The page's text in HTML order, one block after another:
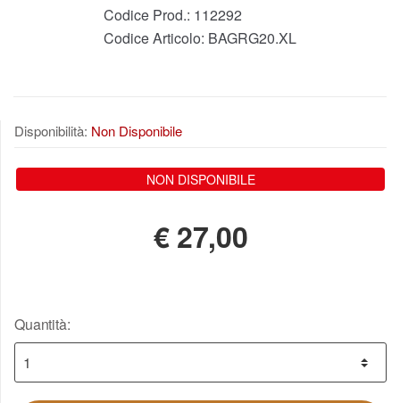
Codice Prod.: 112292
Codice Articolo: BAGRG20.XL
Disponibilità: Non Disponibile
NON DISPONIBILE
€27,00
Quantità: